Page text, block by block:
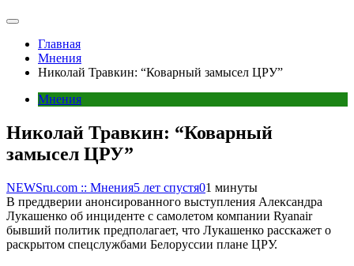
Главная
Мнения
Николай Травкин: “Коварный замысел ЦРУ”
Мнения
Николай Травкин: “Коварный
замысел ЦРУ”
NEWSru.com :: Мнения5 лет спустя01 минуты
В преддверии анонсированного выступления Александра
Лукашенко об инциденте с самолетом компании Ryanair
бывший политик предполагает, что Лукашенко расскажет о
раскрытом спецслужбами Белоруссии плане ЦРУ.